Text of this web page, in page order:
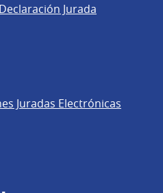
Jurada
Juradas Electrónicas